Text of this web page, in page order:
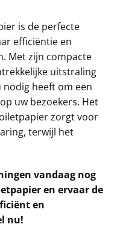
is de perfecte
efficiëntie en
Met zijn compacte
uitstraling
nodig heeft om een
uw bezoekers. Het
zorgt voor
terwijl het
vandaag nog
en ervaar de
en
nu!